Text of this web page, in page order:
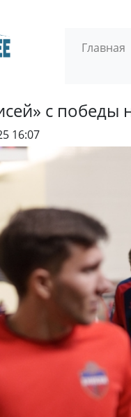
Главная
с победы
16:07